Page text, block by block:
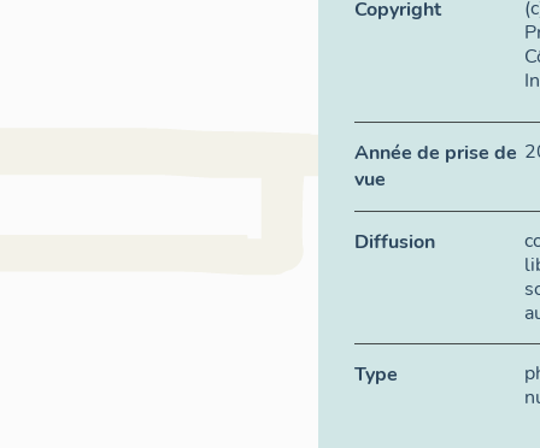
Copyright
Année de prise de
vue
Diffusion
Type